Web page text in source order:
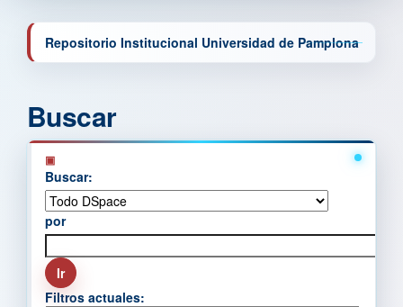
Repositorio Institucional Universidad de Pamplona
Buscar
Buscar:
por
Filtros actuales: